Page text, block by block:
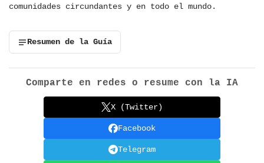
comunidades circundantes y en todo el mundo.
Resumen de la Guía
Comparte en redes o resume con la IA
X (Twitter)
Facebook
Telegram